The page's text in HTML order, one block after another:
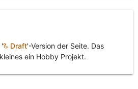
' Draft'-Version der Seite. Das
ein Hobby Projekt.